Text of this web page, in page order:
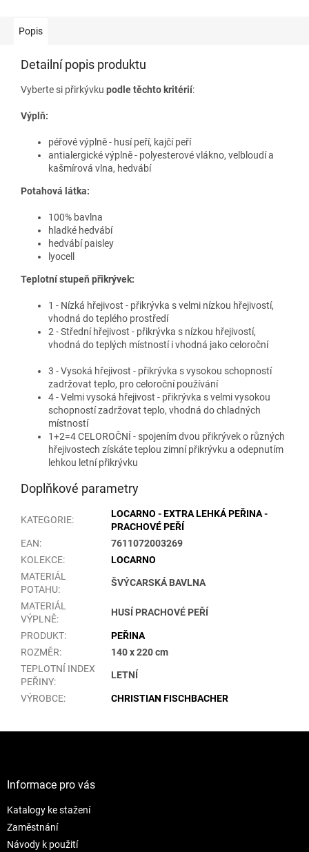
Popis
Detailní popis produktu
Vyberte si přirkývku podle těchto kritérií:
Výplň:
péřové výplně - husí peří, kajčí peří
antialergické výplně - polyesterové vlákno, velbloudí a
kašmírová vlna, hedvábí
Potahová látka:
100% bavlna
hladké hedvábí
hedvábí paisley
lyocell
Teplotní stupeň přikrývek:
1 - Nízká hřejivost - přikrývka s velmi nízkou hřejivostí,
vhodná do teplého prostředí
2 - Střední hřejivost - přikrývka s nízkou hřejivostí,
vhodná do teplých místností i vhodná jako celoroční
3 - Vysoká hřejivost - přikrývka s vysokou schopností
zadržovat teplo, pro celoroční používání
4 - Velmi vysoká hřejivost - přikrývka s velmi vysokou
schopností zadržovat teplo, vhodná do chladných
místností
1+2=4 CELOROČNÍ - spojením dvou přikrývek o různých
hřejivostech získáte teplou zimní přikrývku a odepnutím
lehkou letní přikrývku
Doplňkové parametry
KATEGORIE:
LOCARNO - EXTRA LEHKÁ PEŘINA -
PRACHOVÉ PEŘÍ
EAN:
7611072003269
KOLEKCE:
LOCARNO
MATERIÁL
POTAHU:
ŠVÝCARSKÁ BAVLNA
MATERIÁL
VÝPLNĚ:
HUSÍ PRACHOVÉ PEŘÍ
PRODUKT:
PEŘINA
ROZMĚR:
140 x 220 cm
TEPLOTNÍ INDEX
PEŘINY:
LETNÍ
VÝROBCE: CHRISTIAN FISCHBACHER
Informace pro vás
Katalogy ke stažení
Zaměstnání
Návody k použití